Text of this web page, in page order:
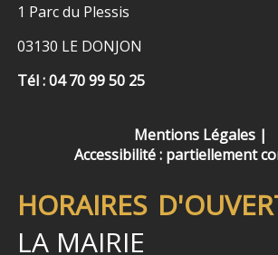
1 Parc du Plessis
03130 LE DONJON
Tél : 04 70 99 50 25
Mentions Légales
Accessibilité : partiellement
HORAIRES
LA MAIRIE